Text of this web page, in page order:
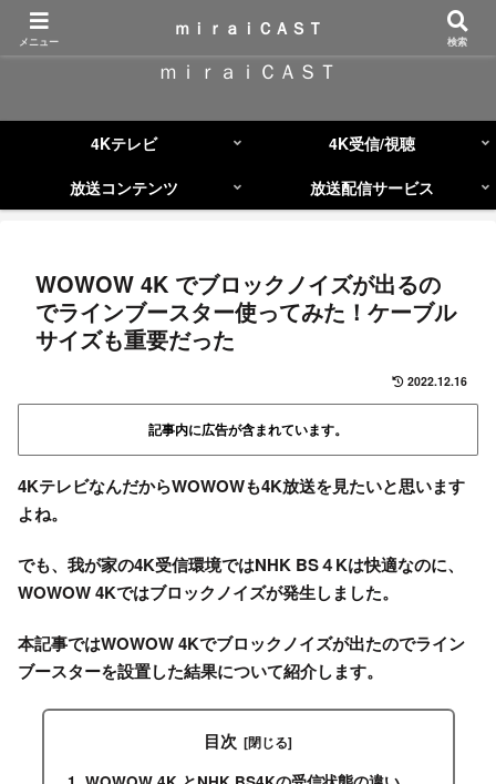
コンテンツへスキップ
ｍｉｒａｉＣＡＳＴ
4Kテレビ
4K受信/視聴
放送コンテンツ
放送配信サービス
WOWOW 4K でブロックノイズが出るの
でラインブースター使ってみた！ケーブル
サイズも重要だった
2022.12.16
記事内に広告が含まれています。
4KテレビなんだからWOWOWも4K放送を見たいと思います
よね。
でも、我が家の4K受信環境ではNHK BS４Kは快適なのに、
WOWOW 4Kではブロックノイズが発生しました。
本記事ではWOWOW 4Kでブロックノイズが出たのでライン
ブースターを設置した結果について紹介します。
目次
メニュー
ｍｉｒａｉＣＡＳＴ
検索